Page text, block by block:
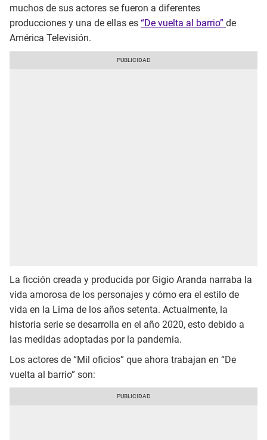
muchos de sus actores se fueron a diferentes
producciones y una de ellas es “De vuelta al barrio” de
América Televisión.
La ficción creada y producida por Gigio Aranda narraba la
vida amorosa de los personajes y cómo era el estilo de
vida en la Lima de los años setenta. Actualmente, la
historia serie se desarrolla en el año 2020, esto debido a
las medidas adoptadas por la pandemia.
Los actores de “Mil oficios” que ahora trabajan en “De
vuelta al barrio” son: